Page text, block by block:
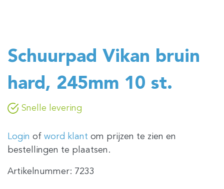
Schuurpad Vikan bruin
hard, 245mm 10 st.
Snelle levering
Login of word klant om prijzen te zien en
bestellingen te plaatsen.
Artikelnummer: 7233